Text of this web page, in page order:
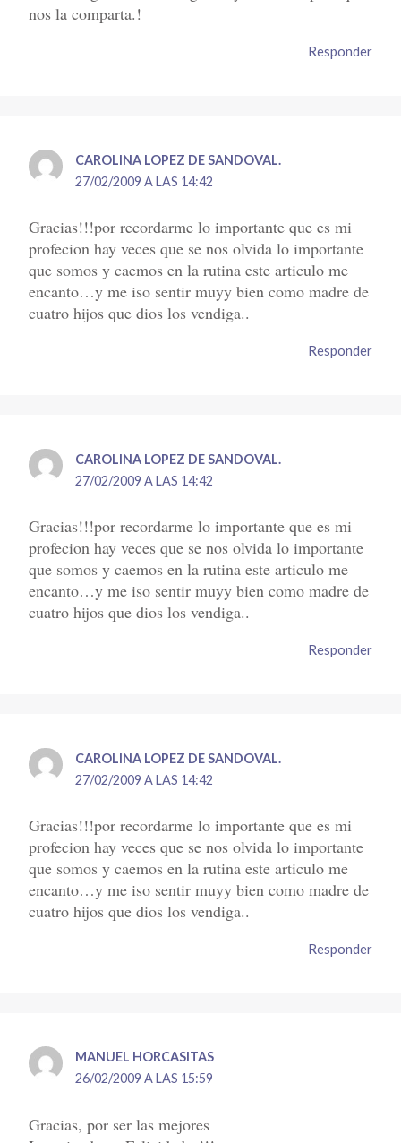
nos la comparta.!
Responder
CAROLINA LOPEZ DE SANDOVAL.
27/02/2009 A LAS 14:42
Gracias!!!por recordarme lo importante que es mi
profecion hay veces que se nos olvida lo importante
que somos y caemos en la rutina este articulo me
encanto…y me iso sentir muyy bien como madre de
cuatro hijos que dios los vendiga..
Responder
CAROLINA LOPEZ DE SANDOVAL.
27/02/2009 A LAS 14:42
Gracias!!!por recordarme lo importante que es mi
profecion hay veces que se nos olvida lo importante
que somos y caemos en la rutina este articulo me
encanto…y me iso sentir muyy bien como madre de
cuatro hijos que dios los vendiga..
Responder
CAROLINA LOPEZ DE SANDOVAL.
27/02/2009 A LAS 14:42
Gracias!!!por recordarme lo importante que es mi
profecion hay veces que se nos olvida lo importante
que somos y caemos en la rutina este articulo me
encanto…y me iso sentir muyy bien como madre de
cuatro hijos que dios los vendiga..
Responder
MANUEL HORCASITAS
26/02/2009 A LAS 15:59
Gracias, por ser las mejores